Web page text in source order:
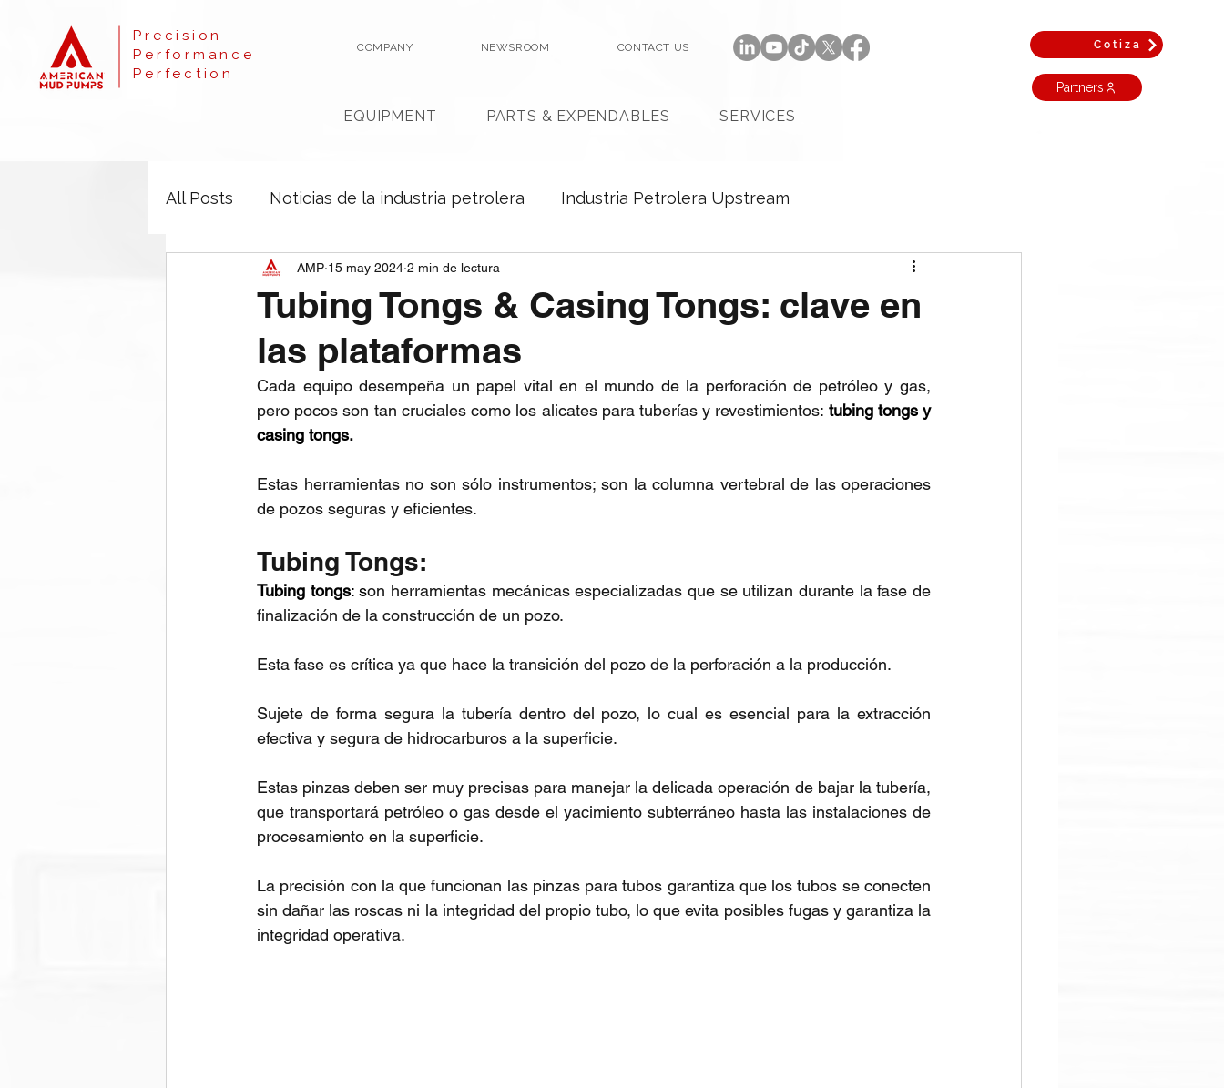
Precision
Performance
Perfection
COMPANY NEWSROOM CONTACT US
EQUIPMENT PARTS & EXPENDABLES SERVICES
Cotiza
Partners
All Posts Noticias de la industria petrolera Industria Petrolera Upstream
Tubing Tongs & Casing Tongs: clave en
las plataformas
AMP 15 may 2024 2 min de lectura
Cada equipo desempeña un papel vital en el mundo de la perforación de petróleo y gas,
pero pocos son tan cruciales como los alicates para tuberías y revestimientos: tubing tongs y
casing tongs.
Estas herramientas no son sólo instrumentos; son la columna vertebral de las operaciones
de pozos seguras y eficientes.
Tubing Tongs:
Tubing tongs: son herramientas mecánicas especializadas que se utilizan durante la fase de
finalización de la construcción de un pozo.
Esta fase es crítica ya que hace la transición del pozo de la perforación a la producción.
Sujete de forma segura la tubería dentro del pozo, lo cual es esencial para la extracción
efectiva y segura de hidrocarburos a la superficie.
Estas pinzas deben ser muy precisas para manejar la delicada operación de bajar la tubería,
que transportará petróleo o gas desde el yacimiento subterráneo hasta las instalaciones de
procesamiento en la superficie.
La precisión con la que funcionan las pinzas para tubos garantiza que los tubos se conecten
sin dañar las roscas ni la integridad del propio tubo, lo que evita posibles fugas y garantiza la
integridad operativa.